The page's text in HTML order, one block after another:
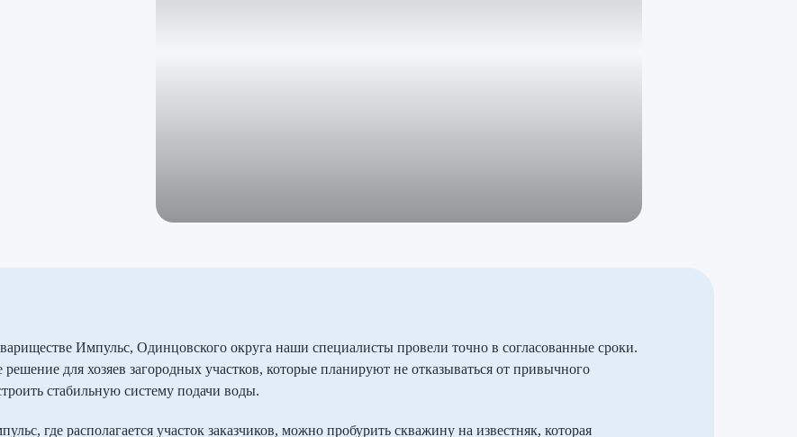
Импульс, Одинцовского округа наши специалисты провели точно в согласованные сроки.
решение для хозяев загородных участков, которые планируют не отказываться от привычного
стабильную систему подачи воды.
где располагается участок заказчиков, можно пробурить скважину на известняк, которая